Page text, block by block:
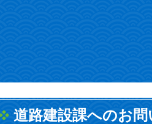
道路建設課へのお